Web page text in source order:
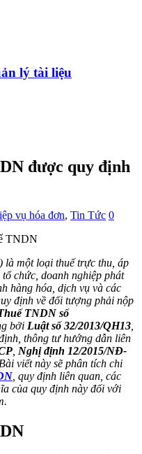
lý tài liệu
được quy định
vụ hóa đơn, Tin Tức 0
là một loại thuế trực thu, áp
chức, doanh nghiệp phát
hàng hóa, dịch vụ và các
định về đối tượng phải nộp
TNDN số
bởi Luật số 32/2013/QH13
định, thông tư hướng dẫn liên
Nghị định 12/2015/NĐ-
viết này sẽ phân tích chi
, quy định liên quan, các
của quy định này đối với